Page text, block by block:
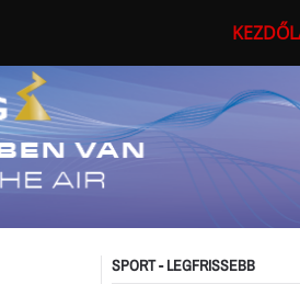
SPORT - LEGFRISSEBB